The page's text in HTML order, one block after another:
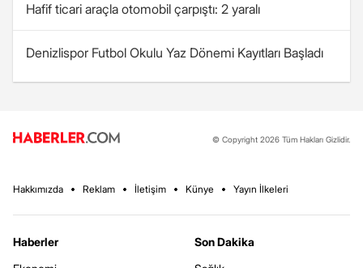
Hafif ticari araçla otomobil çarpıştı: 2 yaralı
Denizlispor Futbol Okulu Yaz Dönemi Kayıtları Başladı
© Copyright 2026 Tüm Hakları Gizlidir.
Hakkımızda Reklam İletişim Künye Yayın İlkeleri
Haberler
Son Dakika